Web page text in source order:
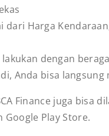
Harga
dengan
Anda bisa langsung
Finance juga bisa
Play Store.